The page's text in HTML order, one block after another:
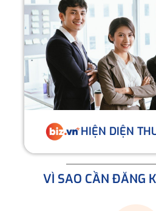
HIỆN DIỆN
VÌ SAO CẦN ĐĂNG